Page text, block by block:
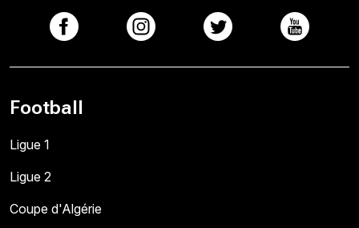
Football
Ligue 1
Ligue 2
Coupe d'Algérie